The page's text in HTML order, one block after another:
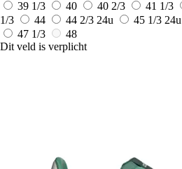
39 1/3 40 40 2/3 41 1/3
1/3
44 44 2/3 24u 45 1/3 24u
47 1/3
48
Dit veld is verplicht